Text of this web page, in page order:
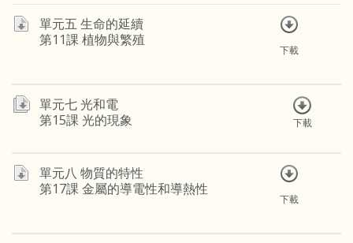
單元五 生命的延續
第11課 植物與繁殖
下載
單元七 光和電
第15課 光的現象
下載
單元八 物質的特性
第17課 金屬的導電性和導熱性
下載